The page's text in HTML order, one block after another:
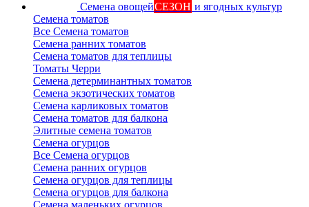
Семена овощейСЕЗОН и ягодных культур
Семена томатов
Все Семена томатов
Семена ранних томатов
Семена томатов для теплицы
Томаты Черри
Семена детерминантных томатов
Семена экзотических томатов
Семена карликовых томатов
Семена томатов для балкона
Элитные семена томатов
Семена огурцов
Все Семена огурцов
Семена ранних огурцов
Семена огурцов для теплицы
Семена огурцов для балкона
Семена маленьких огурцов